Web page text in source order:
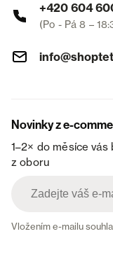
+420 604
(Po - Pá 8 –
Novinky z e-
1–2× do měsíce
z oboru
Vložením e-mailu